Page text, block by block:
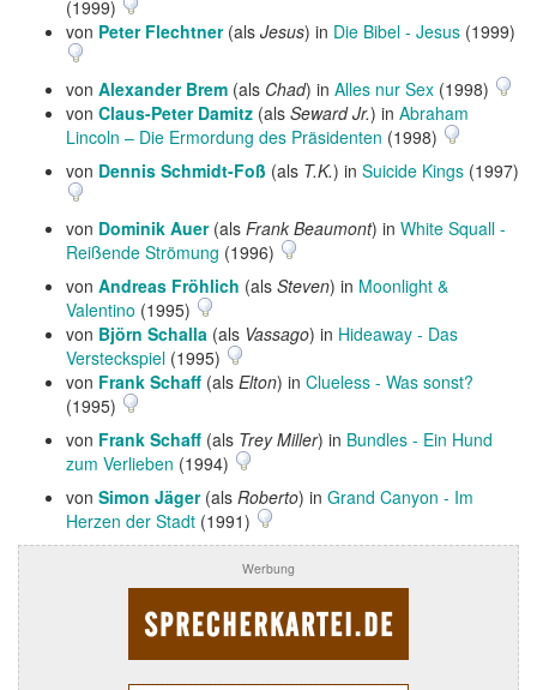
(1999)
von Peter Flechtner(als Jesus) in Die Bibel - Jesus (1999)
von Alexander Brem (als Chad) in Alles nur Sex (1998)
von Claus-Peter Damitz (als Seward Jr.) in Abraham
Lincoln – Die Ermordung des Präsidenten (1998)
von Dennis Schmidt-Foß (als T.K.) in Suicide Kings (1997)
von Dominik Auer(als Frank Beaumont) in White Squall -
Reißende Strömung (1996)
von Andreas Fröhlich (als Steven) in Moonlight &
Valentino (1995)
von Björn Schalla (als Vassago) in Hideaway - Das
Versteckspiel (1995)
von Frank Schaff (als Elton) in Clueless - Was sonst?
(1995)
von Frank Schaff (als Trey Miller) in Bundles - Ein Hund
zum Verlieben (1994)
von Simon Jäger(als Roberto) in Grand Canyon - Im
Herzen der Stadt (1991)
Werbung